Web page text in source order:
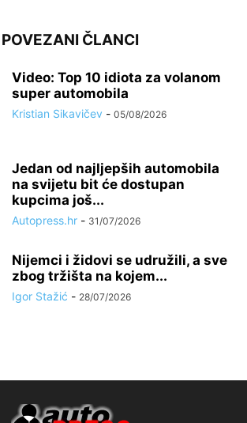
POVEZANI ČLANCI
Video: Top 10 idiota za volanom
super automobila
Kristian Sikavičev - 05/08/2026
Jedan od najljepših automobila
na svijetu bit će dostupan
kupcima još...
Autopress.hr - 31/07/2026
Nijemci i židovi se udružili, a sve
zbog tržišta na kojem...
Igor Stažić - 28/07/2026